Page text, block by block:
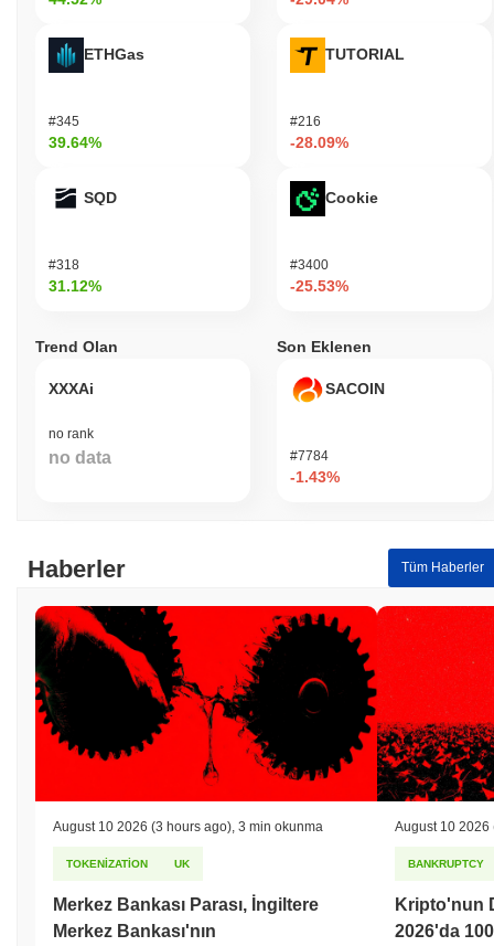
ETHGas
#345
39.64%
SQD
#318
31.12%
TUTORIAL
#216
-28.09%
Cookie
#3400
-25.53%
Trend Olan
XXXAi
no rank
no data
Son Eklenen
SACOIN
#7784
-1.43%
Haberler Tüm Haberler
August 10 2026 (3 hours ago) 3 min okunma
TOKENIZATION UK
Merkez Bankası Parası, İngiltere
Merkez Bankası'nın
August 10 2026
BANKRUPTCY
Kripto'nun
2026'da